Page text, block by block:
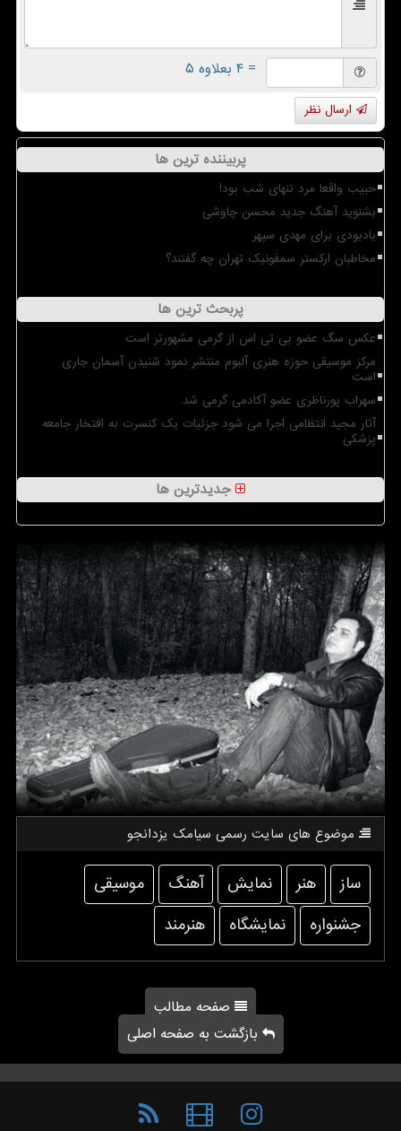
= ۴ بعلاوه ۵
ارسال نظر
پربیننده ترین ها
حبیب واقعا مرد تنهای شب بود!
بشنوید آهنگ جدید محسن چاوشی
یادبودی برای مهدی سپهر
مخاطبان ارکستر سمفونیک تهران چه گفتند؟
پربحث ترین ها
عکس سگ عضو بی تی اس از گرمی مشهورتر است
مرکز موسیقی حوزه هنری آلبوم منتشر نمود شنیدن آسمان جاری
است
سهراب پورناظری عضو آکادمی گرمی شد
آثار مجید انتظامی اجرا می شود جزئیات یک کنسرت به افتخار جامعه
پزشکی
جدیدترین ها
موضوع های سایت رسمی سیامك یزدانجو
ساز هنر نمایش آهنگ
موسیقی
جشنواره
نمایشگاه هنرمند
صفحه مطالب
بازگشت به صفحه اصلی